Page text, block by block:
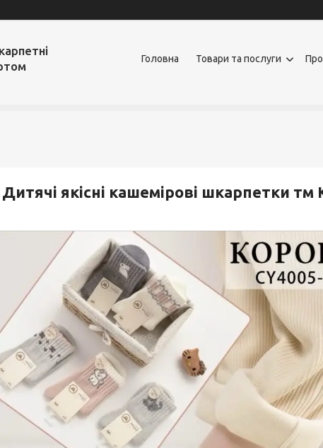
Головна Товари та послуги
Дитячі якісні кашемірові шкарпетки